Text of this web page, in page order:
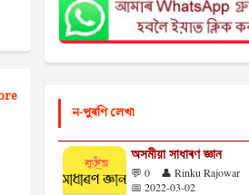
ন-পুৰণি লেখা
অসমীয়া সাধাৰণ জ্ঞান
💬 0
👤 Rinku Rajowar
📅 2022-03-02